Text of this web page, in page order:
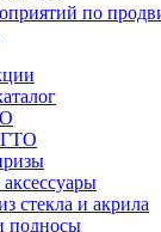
по
ГТО
стекла и акрила
подносы